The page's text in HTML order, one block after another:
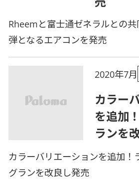
Rheemと富士通ゼネラルとの
弾となるエアコンを発売
2020年7月
カラー
を追加
ランを
カラーバリエーションを追加！
グランを改良し発売